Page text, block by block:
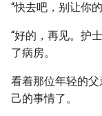
“快去吧，别让你
“好的，再见。护
了病房。
看着那位年轻的
己的事情了。